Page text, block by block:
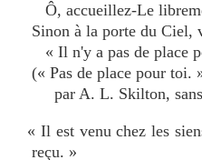
Ô, accueillez-Le
Sinon à la porte du Ciel,
« Il n'y a pas de place
(« Pas de place pour
par A. L. Skilton, sans
« Il est venu chez les
reçu. »